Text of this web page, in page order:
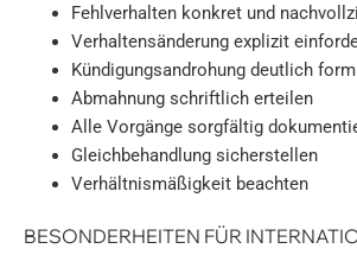
Fehlverhalten konkret und
Verhaltensänderung explizit
Kündigungsandrohung deutlich
Abmahnung schriftlich erteilen
Alle Vorgänge sorgfältig
Gleichbehandlung sicherstellen
Verhältnismäßigkeit beachten
BESONDERHEITEN FÜR